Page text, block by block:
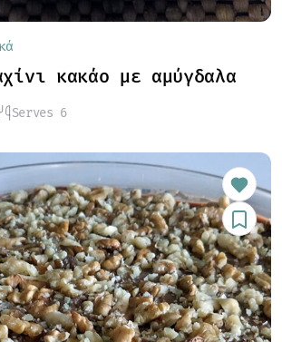
κακάο με αμύγδαλα
Serves 6